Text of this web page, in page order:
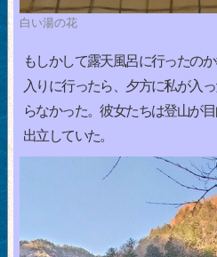
白い湯の花
もしかして露天風呂に行ったの
入りに行ったら、夕方に私が入
らなかった。彼女たちは登山が
出立していた。